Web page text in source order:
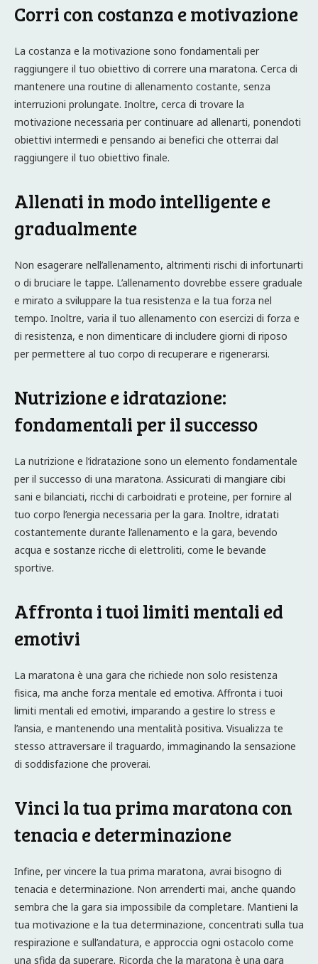
Corri con costanza e motivazione
La costanza e la motivazione sono fondamentali per
raggiungere il tuo obiettivo di correre una maratona. Cerca di
mantenere una routine di allenamento costante, senza
interruzioni prolungate. Inoltre, cerca di trovare la
motivazione necessaria per continuare ad allenarti, ponendoti
obiettivi intermedi e pensando ai benefici che otterrai dal
raggiungere il tuo obiettivo finale.
Allenati in modo intelligente e
gradualmente
Non esagerare nell’allenamento, altrimenti rischi di infortunarti
o di bruciare le tappe. L’allenamento dovrebbe essere graduale
e mirato a sviluppare la tua resistenza e la tua forza nel
tempo. Inoltre, varia il tuo allenamento con esercizi di forza e
di resistenza, e non dimenticare di includere giorni di riposo
per permettere al tuo corpo di recuperare e rigenerarsi.
Nutrizione e idratazione:
fondamentali per il successo
La nutrizione e l’idratazione sono un elemento fondamentale
per il successo di una maratona. Assicurati di mangiare cibi
sani e bilanciati, ricchi di carboidrati e proteine, per fornire al
tuo corpo l’energia necessaria per la gara. Inoltre, idratati
costantemente durante l’allenamento e la gara, bevendo
acqua e sostanze ricche di elettroliti, come le bevande
sportive.
Affronta i tuoi limiti mentali ed
emotivi
La maratona è una gara che richiede non solo resistenza
fisica, ma anche forza mentale ed emotiva. Affronta i tuoi
limiti mentali ed emotivi, imparando a gestire lo stress e
l’ansia, e mantenendo una mentalità positiva. Visualizza te
stesso attraversare il traguardo, immaginando la sensazione
di soddisfazione che proverai.
Vinci la tua prima maratona con
tenacia e determinazione
Infine, per vincere la tua prima maratona, avrai bisogno di
tenacia e determinazione. Non arrenderti mai, anche quando
sembra che la gara sia impossibile da completare. Mantieni la
tua motivazione e la tua determinazione, concentrati sulla tua
respirazione e sull’andatura, e approccia ogni ostacolo come
una sfida da superare. Ricorda che la maratona è una gara